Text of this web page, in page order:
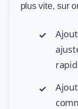
plus vite, sur